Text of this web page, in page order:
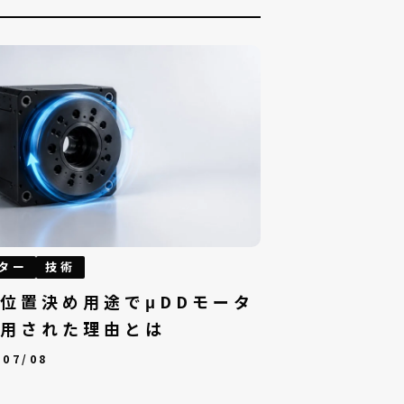
ー 技術
置決め用途でμDDモータ
された理由とは
08